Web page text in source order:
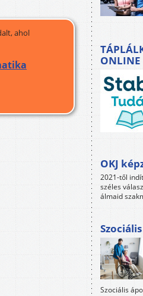
ahol
ONLINE
OKJ
2021-től
széles
álmaid
Szociális